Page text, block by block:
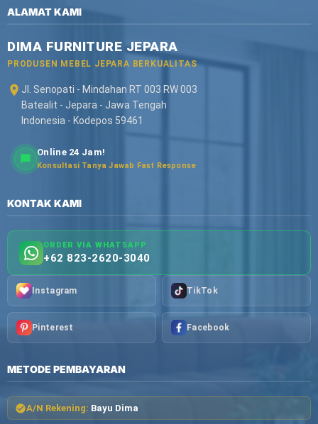
ALAMAT KAMI
DIMA FURNITURE JEPARA
PRODUSEN MEBEL JEPARA BERKUALITAS
Jl. Senopati - Mindahan RT 003 RW 003
Batealit - Jepara - Jawa Tengah
Indonesia - Kodepos 59461
Online 24 Jam!
Konsultasi Tanya Jawab Fast Response
KONTAK KAMI
ORDER VIA WHATSAPP
+62 823-2620-3040
Instagram TikTok
Pinterest Facebook
METODE PEMBAYARAN
A/N Rekening: Bayu Dima